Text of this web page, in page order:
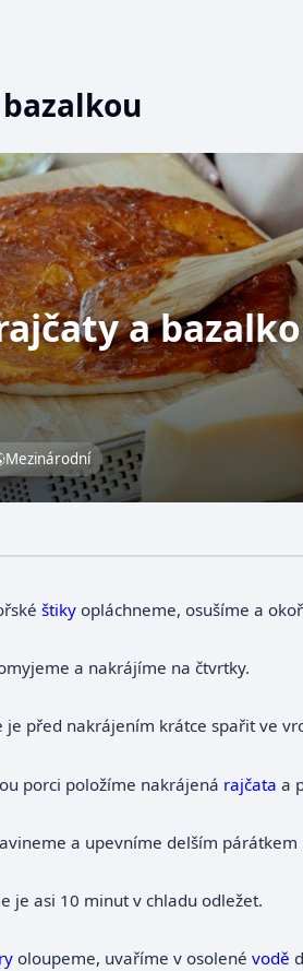
a
Mezinárodní
štikyopláchneme, osušíme a
a nakrájíme na čtvrtky.
je před nakrájením krátce spařit ve
porci položíme nakrájená rajčata a
a upevníme delším párátkem
je asi 10 minut v chladu odležet.
oloupeme, uvaříme v osolené vodě